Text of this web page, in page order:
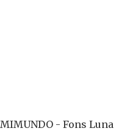
MIMUNDO - Fons Luna